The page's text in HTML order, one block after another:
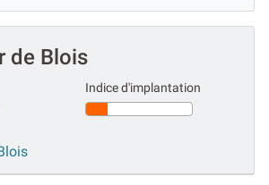
de Blois
Indice d'implantation